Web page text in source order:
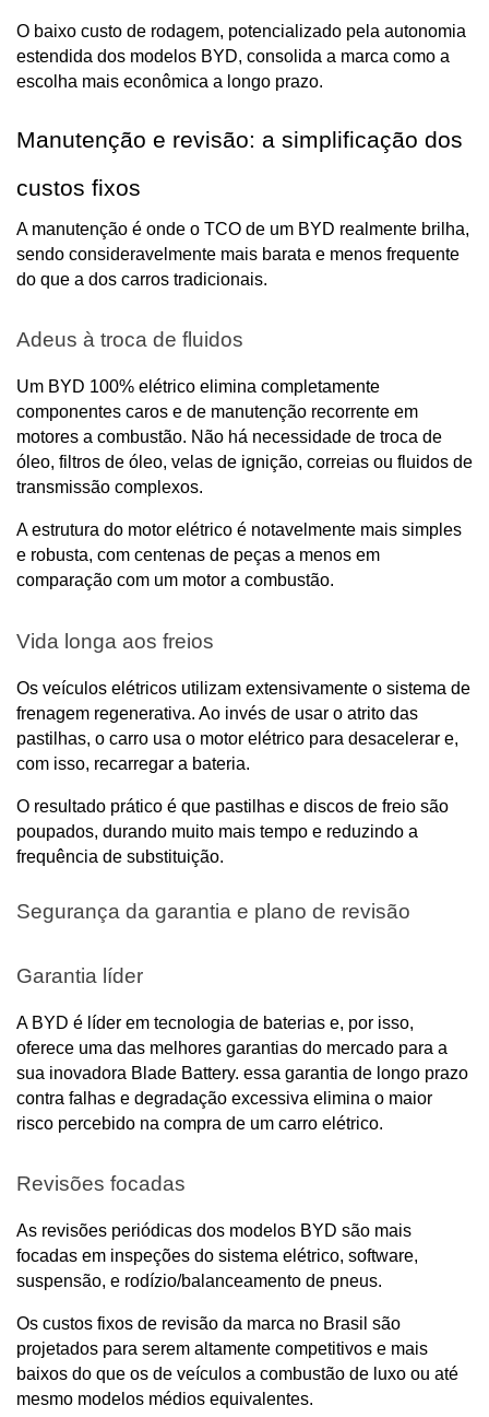
O baixo custo de rodagem, potencializado pela autonomia
estendida dos modelos BYD, consolida a marca como a
escolha mais econômica a longo prazo.
Manutenção e revisão: a simplificação dos
custos fixos
A manutenção é onde o TCO de um BYD realmente brilha,
sendo consideravelmente mais barata e menos frequente
do que a dos carros tradicionais.
Adeus à troca de fluidos
Um BYD 100% elétrico elimina completamente
componentes caros e de manutenção recorrente em
motores a combustão. Não há necessidade de troca de
óleo, filtros de óleo, velas de ignição, correias ou fluidos de
transmissão complexos.
A estrutura do motor elétrico é notavelmente mais simples
e robusta, com centenas de peças a menos em
comparação com um motor a combustão.
Vida longa aos freios
Os veículos elétricos utilizam extensivamente o sistema de
frenagem regenerativa. Ao invés de usar o atrito das
pastilhas, o carro usa o motor elétrico para desacelerar e,
com isso, recarregar a bateria.
O resultado prático é que pastilhas e discos de freio são
poupados, durando muito mais tempo e reduzindo a
frequência de substituição.
Segurança da garantia e plano de revisão
Garantia líder
A BYD é líder em tecnologia de baterias e, por isso,
oferece uma das melhores garantias do mercado para a
sua inovadora Blade Battery. essa garantia de longo prazo
contra falhas e degradação excessiva elimina o maior
risco percebido na compra de um carro elétrico.
Revisões focadas
As revisões periódicas dos modelos BYD são mais
focadas em inspeções do sistema elétrico, software,
suspensão, e rodízio/balanceamento de pneus.
Os custos fixos de revisão da marca no Brasil são
projetados para serem altamente competitivos e mais
baixos do que os de veículos a combustão de luxo ou até
mesmo modelos médios equivalentes.